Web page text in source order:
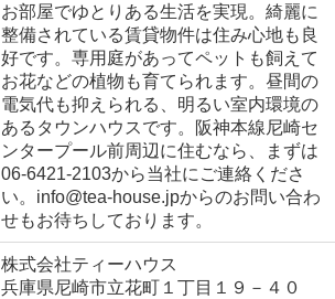
お部屋でゆとりある生活を実現。綺麗に
整備されている賃貸物件は住み心地も良
好です。専用庭があってペットも飼えて
お花などの植物も育てられます。昼間の
電気代も抑えられる、明るい室内環境の
あるタウンハウスです。阪神本線尼崎セ
ンタープール前周辺に住むなら、まずは
06-6421-2103から当社にご連絡くださ
い。info@tea-house.jpからのお問い合わ
せもお待ちしております。
株式会社ティーハウス
兵庫県尼崎市立花町１丁目１９－４０